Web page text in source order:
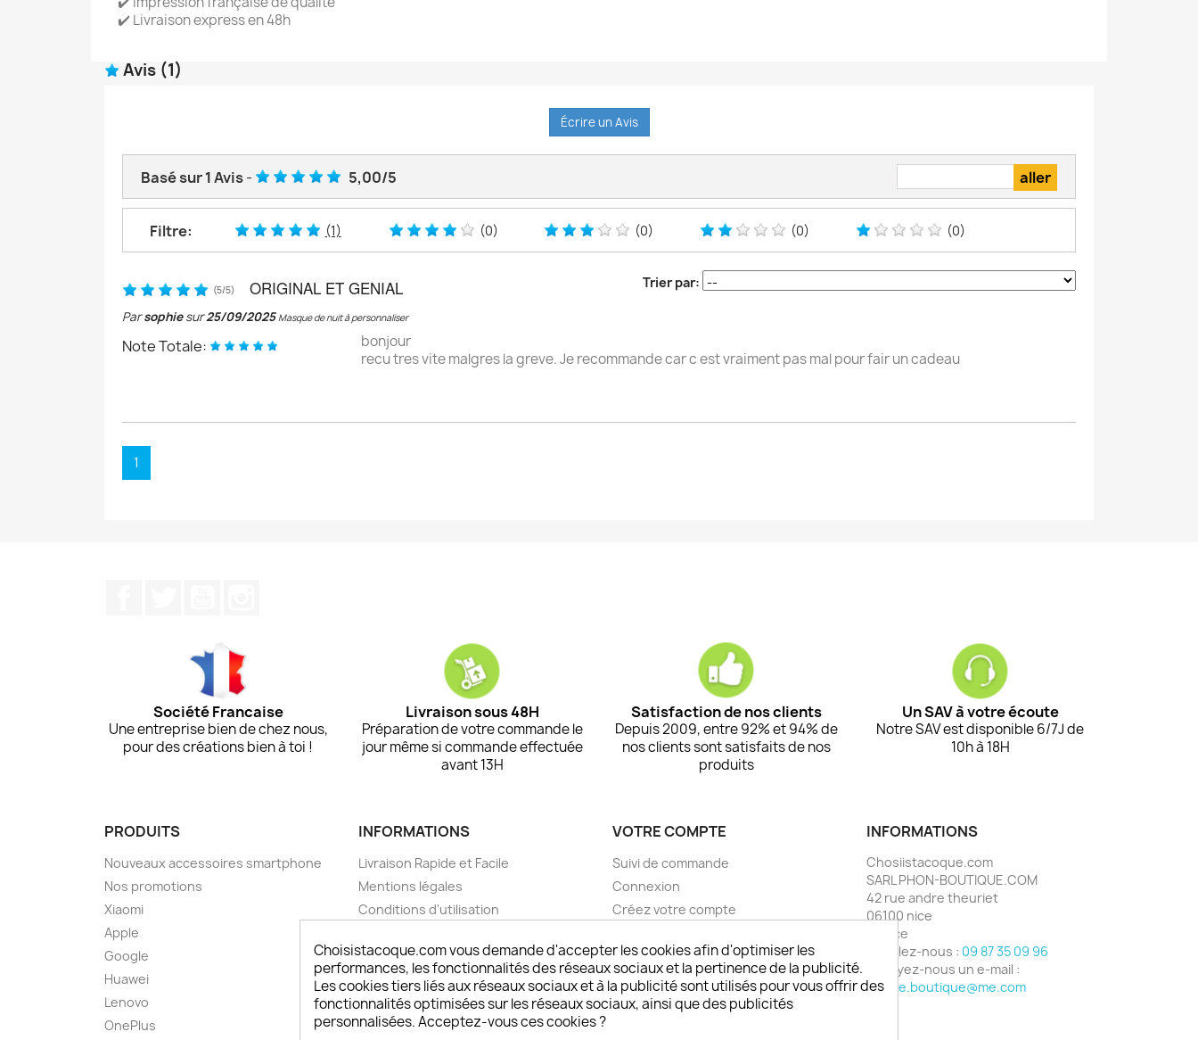
✔️ Livraison express en 48h
Avis (1)
Écrire un Avis
Basé sur1Avis- 5,00/5
Filtre: (1) (0) (0) (0) (0)
Trier par:
(5/5) ORIGINAL ET GENIAL
Parsophiesur25/09/2025 Masque de nuit à personnaliser
Note Totale:
bonjour
recu tres vite malgres la greve. Je recommande car c est vraiment pas mal pour fair un cadeau
1
Société Francaise
Une entreprise bien de chez nous,
pour des créations bien à toi !
Livraison sous 48H
Préparation de votre commande le
jour même si commande effectuée
avant 13H
Satisfaction de nos clients
Depuis 2009, entre 92% et 94% de
nos clients sont satisfaits de nos
produits
Un SAV à votre écoute
Notre SAV est disponible 6/7J de
10h à 18H
PRODUITS
Nouveaux accessoires smartphone
Nos promotions
Xiaomi
Apple
Google
Huawei
Lenovo
OnePlus
INFORMATIONS
Livraison Rapide et Facile
Mentions légales
Conditions d'utilisation
Paiement sécurisé choisistacoque
Retours et remboursements
Livraison DOM TOM et outremer
FAQ choisistacoque
VOTRE COMPTE
Suivi de commande
Connexion
Créez votre compte
INFORMATIONS
Chosiistacoque.com
SARL PHON-BOUTIQUE.COM
42 rue andre theuriet
06100 nice
France
Appelez-nous : 09 87 35 09 96
Envoyez-nous un e-mail :
phone.boutique@me.com
Choisistacoque.com vous demande d'accepter les cookies afin d'optimiser les
performances, les fonctionnalités des réseaux sociaux et la pertinence de la publicité.
Les cookies tiers liés aux réseaux sociaux et à la publicité sont utilisés pour vous offrir des
fonctionnalités optimisées sur les réseaux sociaux, ainsi que des publicités
personnalisées. Acceptez-vous ces cookies ?